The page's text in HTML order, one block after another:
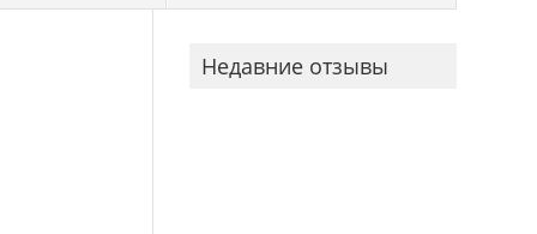
Недавние отзывы